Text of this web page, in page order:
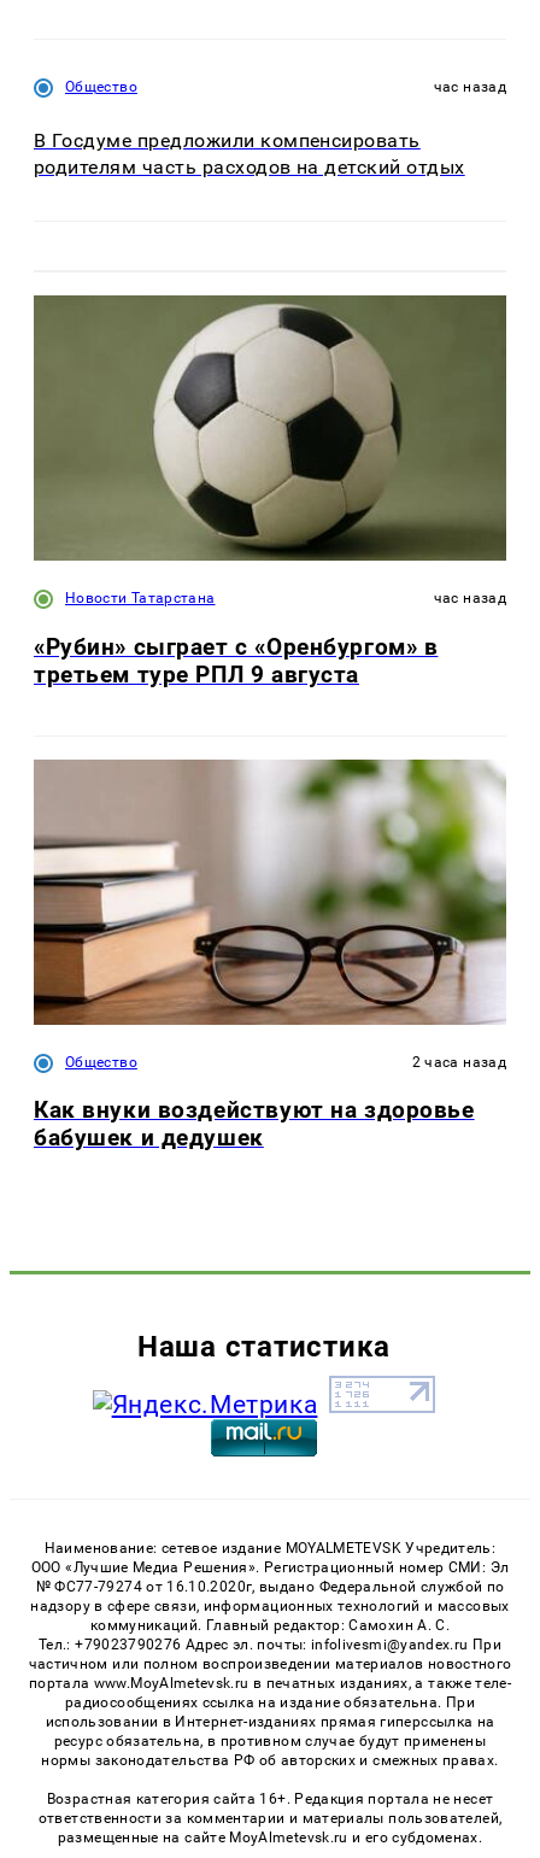
Общество час назад
В Госдуме предложили компенсировать
родителям часть расходов на детский отдых
Новости Татарстана час назад
«Рубин» сыграет с «Оренбургом» в
третьем туре РПЛ 9 августа
Общество 2 часа назад
Как внуки воздействуют на здоровье
бабушек и дедушек
Наша статистика
Наименование: сетевое издание MOYALMETEVSK Учредитель:
ООО «Лучшие Медиа Решения». Регистрационный номер СМИ: Эл
№ ФС77-79274 от 16.10.2020г, выдано Федеральной службой по
надзору в сфере связи, информационных технологий и массовых
коммуникаций. Главный редактор: Самохин А. С.
Тел.: +79023790276 Адрес эл. почты: infolivesmi@yandex.ru При
частичном или полном воспроизведении материалов новостного
портала www.MoyAlmetevsk.ru в печатных изданиях, а также теле-
радиосообщениях ссылка на издание обязательна. При
использовании в Интернет-изданиях прямая гиперссылка на
ресурс обязательна, в противном случае будут применены
нормы законодательства РФ об авторских и смежных правах.
Возрастная категория сайта 16+. Редакция портала не несет
ответственности за комментарии и материалы пользователей,
размещенные на сайте MoyAlmetevsk.ru и его субдоменах.